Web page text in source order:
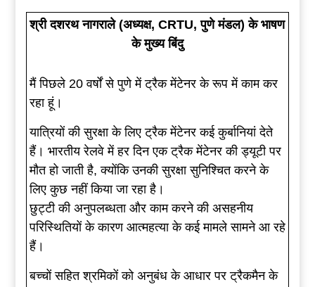
श्री दशरथ नागराले (अध्यक्ष, CRTU, पुणे मंडल) के भाषण
के मुख्य बिंदु
मैं पिछले 20 वर्षों से पुणे में ट्रैक मेंटेनर के रूप में काम कर
रहा हूं।
यात्रियों की सुरक्षा के लिए ट्रैक मेंटेनर कई कुर्बानियां देते
हैं। भारतीय रेलवे में हर दिन एक ट्रैक मेंटेनर की ड्यूटी पर
मौत हो जाती है, क्योंकि उनकी सुरक्षा सुनिश्चित करने के
लिए कुछ नहीं किया जा रहा है।
छुट्टी की अनुपलब्धता और काम करने की असहनीय
परिस्थितियों के कारण आत्महत्या के कई मामले सामने आ रहे
हैं।
बच्चों सहित श्रमिकों को अनुबंध के आधार पर ट्रैकमैन के